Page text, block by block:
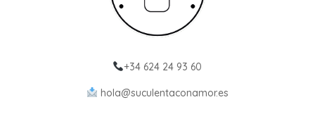
+34 624 24 93 60
hola@suculentaconamor.es